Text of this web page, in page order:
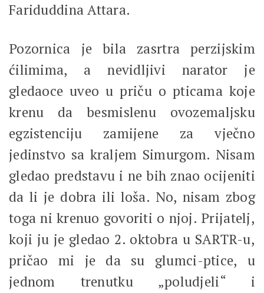
Fariduddina Attara.
Pozornica je bila zasrtra perzijskim
ćilimima, a nevidljivi narator je
gledaoce uveo u priču o pticama koje
krenu da besmislenu ovozemaljsku
egzistenciju zamijene za vječno
jedinstvo sa kraljem Simurgom. Nisam
gledao predstavu i ne bih znao ocijeniti
da li je dobra ili loša. No, nisam zbog
toga ni krenuo govoriti o njoj. Prijatelj,
koji ju je gledao 2. oktobra u SARTR-u,
pričao mi je da su glumci-ptice, u
jednom trenutku „poludjeli“ i